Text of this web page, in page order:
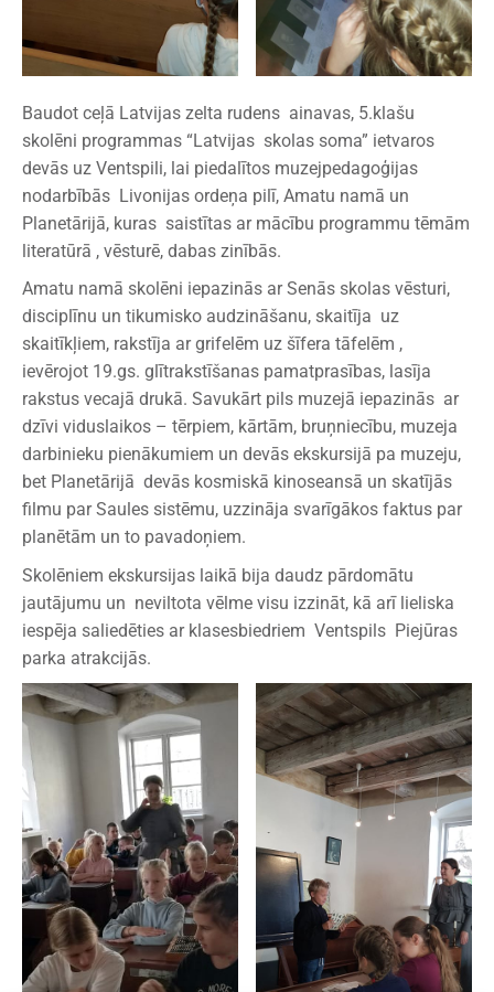
Baudot ceļā Latvijas zelta rudens ainavas, 5.klašu
skolēni programmas “Latvijas skolas soma” ietvaros
devās uz Ventspili, lai piedalītos muzejpedagoģijas
nodarbībās Livonijas ordeņa pilī, Amatu namā un
Planetārijā, kuras saistītas ar mācību programmu tēmām
literatūrā , vēsturē, dabas zinībās.
Amatu namā skolēni iepazinās ar Senās skolas vēsturi,
disciplīnu un tikumisko audzināšanu, skaitīja uz
skaitīkļiem, rakstīja ar grifelēm uz šīfera tāfelēm ,
ievērojot 19.gs. glītrakstīšanas pamatprasības, lasīja
rakstus vecajā drukā. Savukārt pils muzejā iepazinās ar
dzīvi viduslaikos – tērpiem, kārtām, bruņniecību, muzeja
darbinieku pienākumiem un devās ekskursijā pa muzeju,
bet Planetārijā devās kosmiskā kinoseansā un skatījās
filmu par Saules sistēmu, uzzināja svarīgākos faktus par
planētām un to pavadoņiem.
Skolēniem ekskursijas laikā bija daudz pārdomātu
jautājumu un neviltota vēlme visu izzināt, kā arī lieliska
iespēja saliedēties ar klasesbiedriem Ventspils Piejūras
parka atrakcijās.